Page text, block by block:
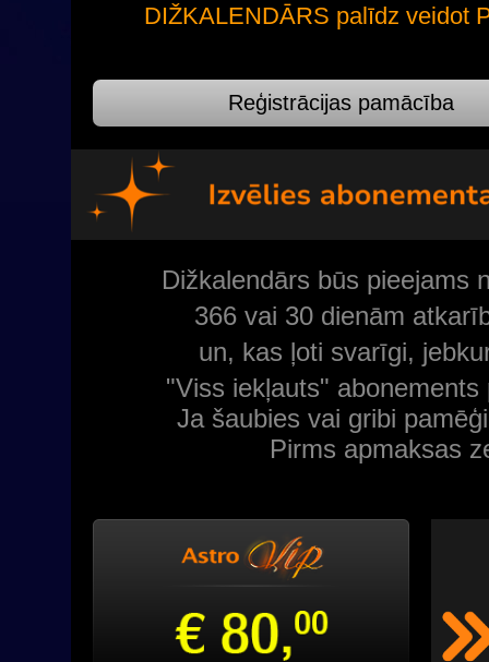
DIŽKALENDĀRS palīdz veidot
Reģistrācijas pamācība
Dižkalendārs būs pieejams
366 vai 30 dienām
un, kas ļoti svarīgi,
"Viss iekļauts"
Ja šaubies vai gribi
Pirms apmaksas